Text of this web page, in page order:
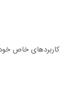
خاص خود